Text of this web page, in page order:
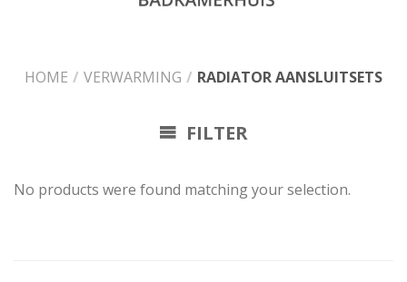
HOME / VERWARMING / RADIATOR AANSLUITSETS
FILTER
No products were found matching your selection.